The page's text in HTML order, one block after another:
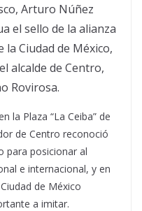
Arturo Núñez
el sello de la alianza
Ciudad de México,
alcalde de Centro,
Rovirosa.
la Plaza “La Ceiba” de
de Centro reconoció
para posicionar al
e internacional, y en
de México
a imitar.